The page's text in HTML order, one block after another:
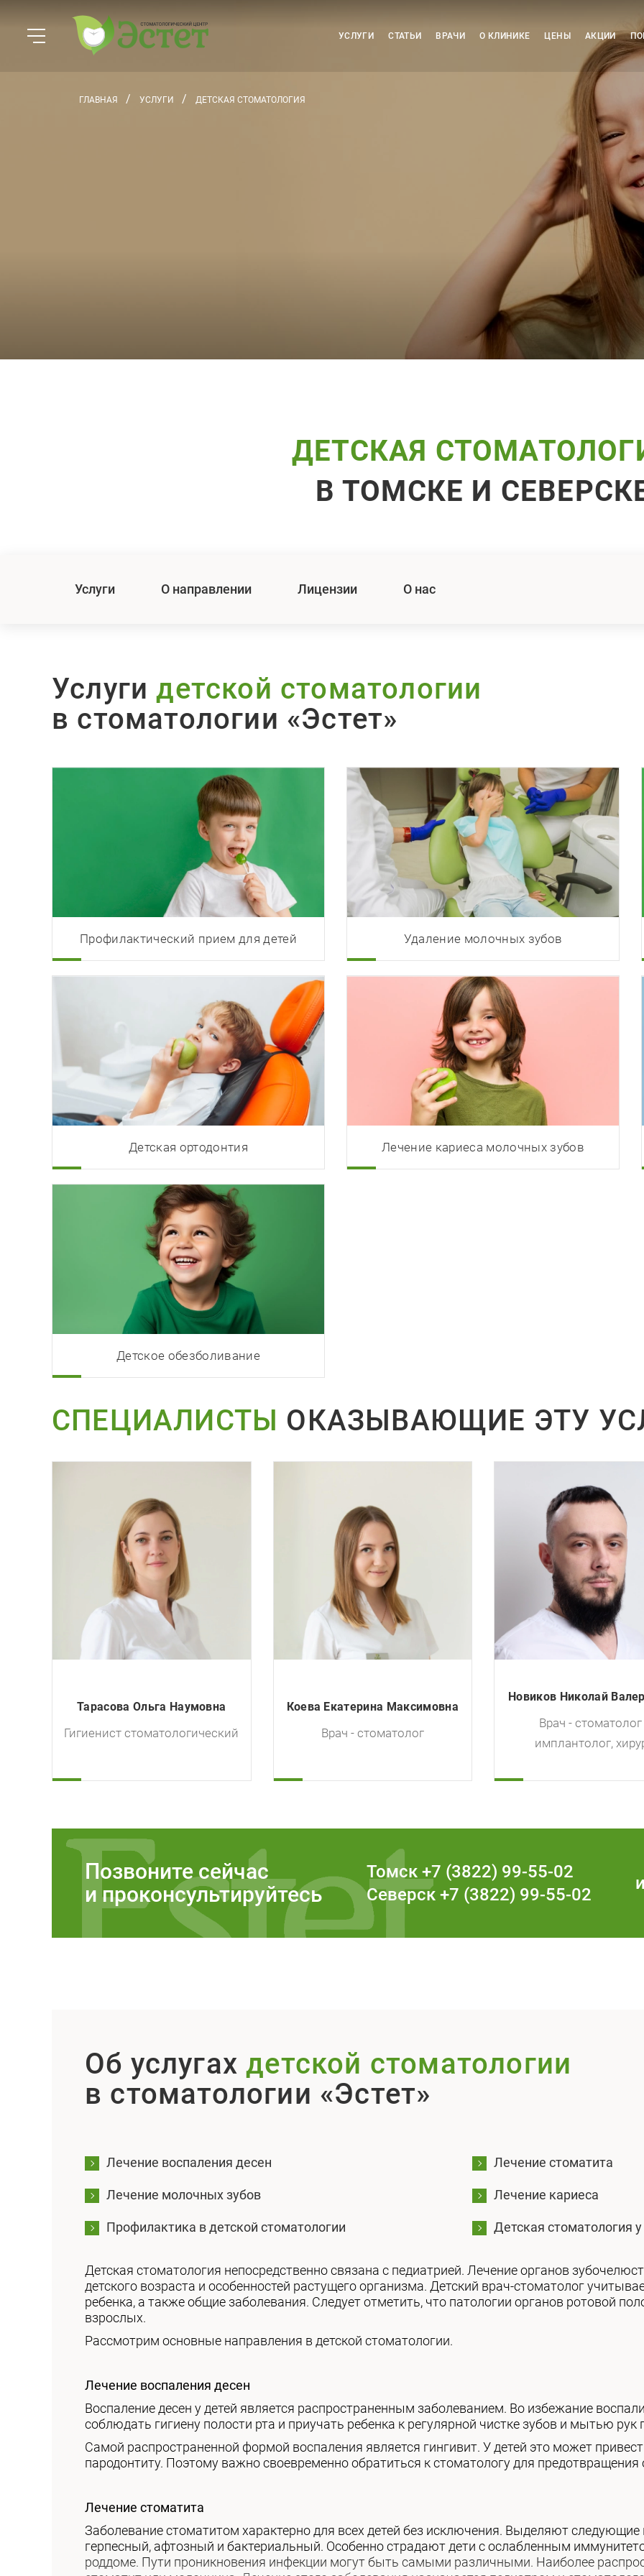
УСЛУГИ СТАТЬИ ВРАЧИ О КЛИНИКЕ ЦЕНЫ АКЦИИ
ГЛАВНАЯ УСЛУГИ ДЕТСКАЯ СТОМАТОЛОГИЯ
ДЕТСКАЯ
В ТОМСКЕ И
Услуги О направлении Лицензии О нас
Услугидетской стоматологии
в стоматологии «Эстет»
Профилактический прием для детей Удаление молочных зубов
Детская ортодонтия Лечение кариеса молочных зубов
Детское обезболивание
СПЕЦИАЛИСТЫ ОКАЗЫВАЮЩИЕ ЭТУ
Тарасова Ольга Наумовна
Гигиенист стоматологический
Коева Екатерина Максимовна
Врач - стоматолог
Новиков Николай
Врач - стоматолог
имплантолог,
Позвоните сейчас
и проконсультируйтесь
Томск+7 (3822) 99-55-02
Северск+7 (3822) 99-55-02
Об услугахдетской стоматологии
в стоматологии «Эстет»
Лечение воспаления десен Лечение стоматита
Лечение молочных зубов Лечение кариеса
Профилактика в детской стоматологии Детская стоматология у
Детская стоматология непосредственно связана с педиатрией. Лечение органов
детского возраста и особенностей растущего организма. Детский врач-стоматолог
ребенка, а также общие заболевания. Следует отметить, что патологии органов ротовой
взрослых.
Рассмотрим основные направления в детской стоматологии.
Лечение воспаления десен
Воспаление десен у детей является распространенным заболеванием. Во избежание
соблюдать гигиену полости рта и приучать ребенка к регулярной чистке зубов и мытью
Самой распространенной формой воспаления является гингивит. У детей это может
пародонтиту. Поэтому важно своевременно обратиться к стоматологу для
Лечение стоматита
Заболевание стоматитом характерно для всех детей без исключения. Выделяют
герпесный, афтозный и бактериальный. Особенно страдают дети с ослабленным
роддоме. Пути проникновения инфекции могут быть самыми различными. Наиболее